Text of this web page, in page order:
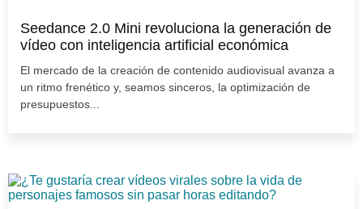
Seedance 2.0 Mini revoluciona la generación de
vídeo con inteligencia artificial económica
El mercado de la creación de contenido audiovisual avanza a
un ritmo frenético y, seamos sinceros, la optimización de
presupuestos...